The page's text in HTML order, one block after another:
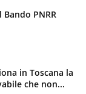
PNRR
in Toscana la
che non...